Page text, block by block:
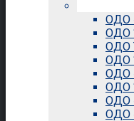
ОДО
ОДО
ОДО
ОДО
ОДО
ОДО
ОДО
ОДО